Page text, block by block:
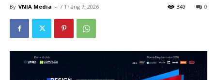
By VNIA Media - 7 Tháng 7, 2026 0
349